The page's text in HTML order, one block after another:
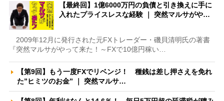
【最終回】1億6000万円の負債と引き換えに手に
入れたプライスレスな経験 ｜ 突然マルサがや…
2009年12月に発行された元FXトレーダー・磯貝清明氏の著書
『突然マルサがやって来た！～FXで10億円稼い…
【第9回】もう一度FXでリベンジ！ 種銭は差し押さえを免れ
た”ヒミツのお金” ｜ 突然マルサ…